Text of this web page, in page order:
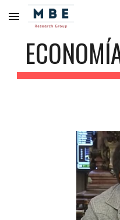
Skip to main content